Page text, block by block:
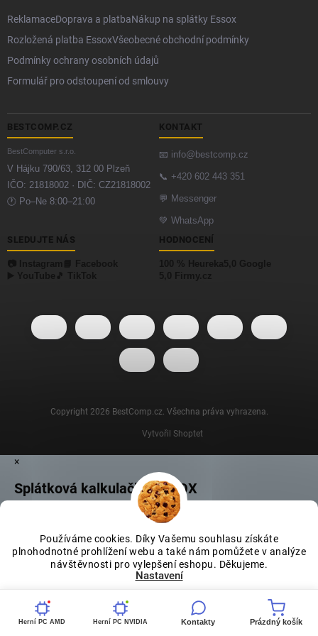
Používáme cookies. Díky Vašemu souhlasu získáte
plnohodnotné prohlížení webu a také nám pomůžete v analýze
návštěvnosti pro vylepšení eshopu. Děkujeme.
Nastavení
ReklamaceDoprava a platbaNákup na splátky Essox
Rozložená platba EssoxVšeobecné obchodní podmínky
Podmínky ochrany osobních údajů
Formulář pro odstoupení od smlouvy
BESTCOMP.CZ
BestComputer s.r.o.
V Hájku 790/63, 312 00 Plzeň
IČO: 21818002 · DIČ: CZ21818002
🕐 Po–Ne 8:00–21:00
KONTAKT
📧 info@bestcomp.cz
📞 +420 602 443 351
💬 Messenger
💚 WhatsApp
SLEDUJTE NÁS HODNOCENÍ
Vytvořil Shoptet
Copyright 2026 BestComp.cz. Všechna práva vyhrazena.
×
Splátková kalkulačka ESSOX
Herní PC AMD Herní PC NVIDIA Kontakty Prázdný košík